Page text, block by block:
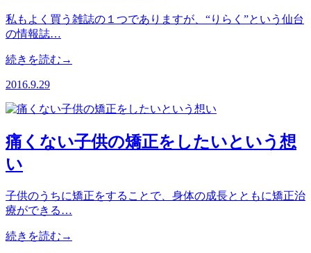
私もよく買う雑誌の１つでありますが、“りらく”という仙台
の情報誌…
続きを読む→
2016.9.29
痛くない子供の矯正をしたいという想
い
子供のうちに矯正をすることで、身体の成長とともに矯正治
療ができる…
続きを読む→